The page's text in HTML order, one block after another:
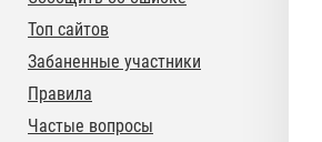
Топ сайтов
Забаненные участники
Правила
Частые вопросы